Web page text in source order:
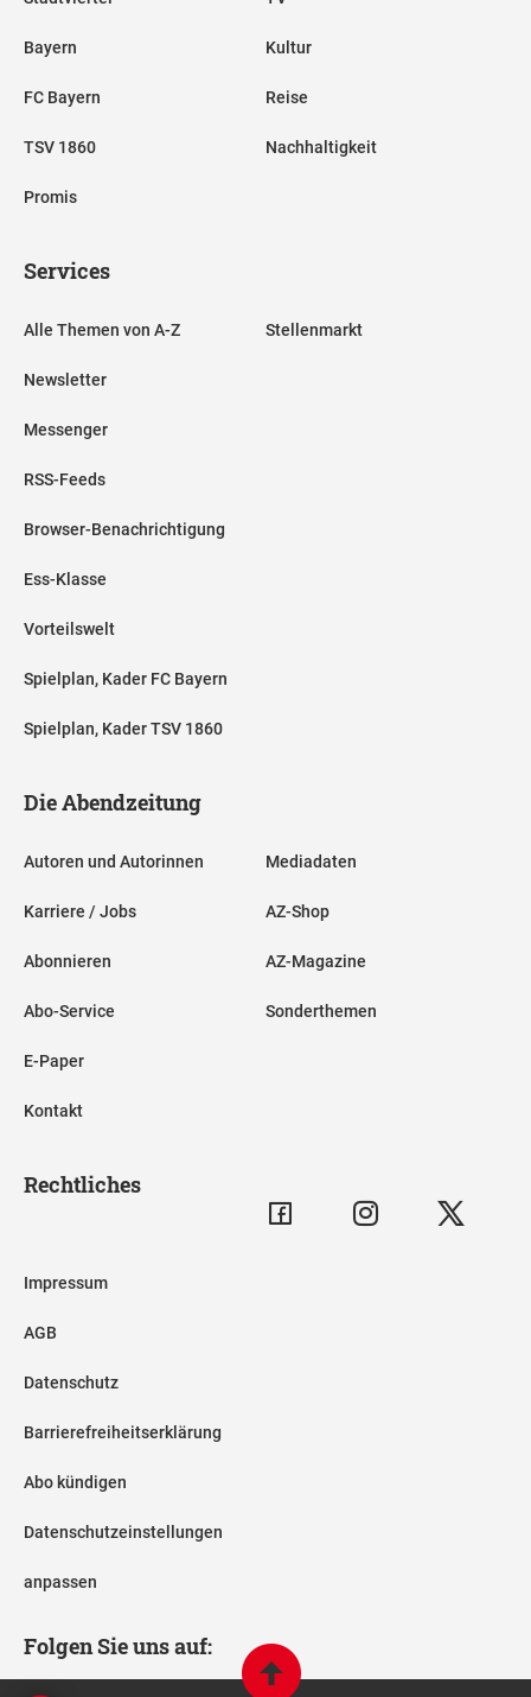
Bayern
FC Bayern
TSV 1860
Promis
Kultur
Reise
Nachhaltigkeit
Services
Alle Themen von A-Z
Newsletter
Messenger
RSS-Feeds
Browser-Benachrichtigung
Ess-Klasse
Vorteilswelt
Spielplan, Kader FC Bayern
Spielplan, Kader TSV 1860
Stellenmarkt
Die Abendzeitung
Autoren und Autorinnen
Karriere / Jobs
Abonnieren
Abo-Service
E-Paper
Kontakt
Mediadaten
AZ-Shop
AZ-Magazine
Sonderthemen
Rechtliches
Impressum
AGB
Datenschutz
Barrierefreiheitserklärung
Abo kündigen
Datenschutzeinstellungen
anpassen
Folgen Sie uns auf: